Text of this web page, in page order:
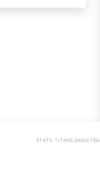
STATS: TITANS